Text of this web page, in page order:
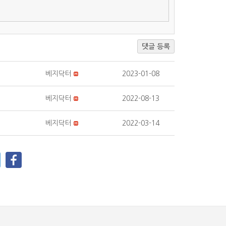
댓글 등록
베지닥터 2023-01-08
베지닥터 2022-08-13
베지닥터 2022-03-14